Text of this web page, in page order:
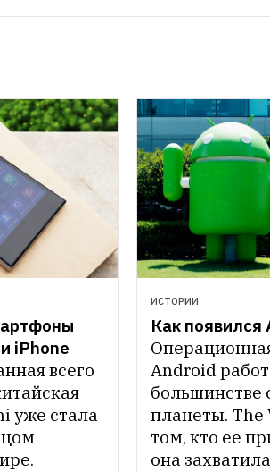
iPhone
всего
уже стала
ИСТОРИИ
Как появился
Android
большинстве
планеты. The
том, кто ее
она